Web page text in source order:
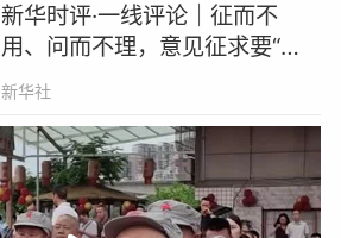
新华时评·一线评论｜征而不
用、问而不理，意见征求要“真
求”！
新华社